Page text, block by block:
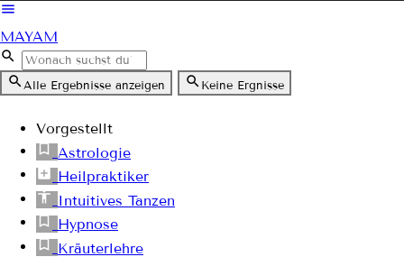
MAYAM
Alle Ergebnisse anzeigen Keine Ergnisse
Vorgestellt
Astrologie
Heilpraktiker
Intuitives Tanzen
Hypnose
Kräuterlehre